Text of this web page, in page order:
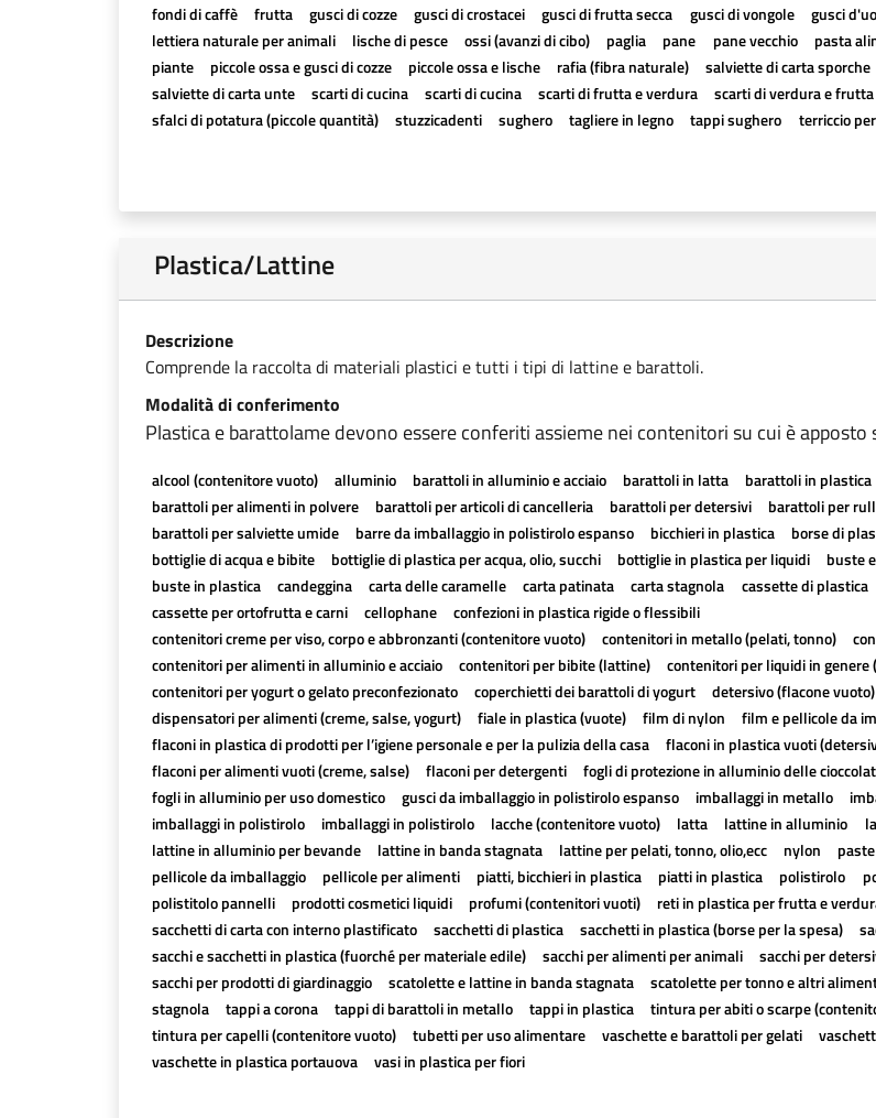
fondi di caffè
frutta gusci di cozze gusci di crostacei gusci di frutta secca gusci di vongole gusci
lettiera naturale per animali
lische di pesce ossi (avanzi di cibo) paglia pane pane vecchio pasta
piante
piccole ossa e gusci di cozze piccole ossa e lische rafia (fibra naturale) salviette di carta sporche
salviette di carta unte
scarti di cucina scarti di cucina scarti di frutta e verdura
scarti di verdura e frutta
sfalci di potatura (piccole quantità)
stuzzicadenti sughero tagliere in legno tappi sughero terriccio
Plastica/Lattine
Descrizione
Comprende la raccolta di materiali plastici e tutti i tipi di lattine e barattoli.
Modalità di conferimento
Plastica e barattolame devono essere conferiti assieme nei contenitori su cui è apposto
alcool (contenitore vuoto) alluminio barattoli in alluminio e acciaio barattoli in latta barattoli in plastica
barattoli per alimenti in polvere
barattoli per articoli di cancelleria barattoli per detersivi
barattoli per
barattoli per salviette umide
barre da imballaggio in polistirolo espanso bicchieri in plastica borse di
bottiglie di acqua e bibite
bottiglie di plastica per acqua, olio, succhi bottiglie in plastica per liquidi
buste
buste in plastica
candeggina carta delle caramelle carta patinata carta stagnola cassette di plastica
cassette per ortofrutta e carni
cellophane
confezioni in plastica rigide o flessibili
contenitori creme per viso, corpo e abbronzanti (contenitore vuoto)
contenitori in metallo (pelati, tonno)
contenitori per alimenti in alluminio e acciaio
contenitori per bibite (lattine)
contenitori per liquidi in genere
contenitori per yogurt o gelato preconfezionato
coperchietti dei barattoli di yogurt detersivo (flacone vuoto)
dispensatori per alimenti (creme, salse, yogurt)
fiale in plastica (vuote) film di nylon
film e pellicole da
flaconi in plastica di prodotti per l’igiene personale e per la pulizia della casa
flaconi in plastica vuoti
flaconi per alimenti vuoti (creme, salse)
flaconi per detergenti
fogli di protezione in alluminio delle
fogli in alluminio per uso domestico
gusci da imballaggio in polistirolo espanso imballaggi in metallo
imballaggi in polistirolo
imballaggi in polistirolo lacche (contenitore vuoto) latta lattine in alluminio
lattine in alluminio per bevande
lattine in banda stagnata lattine per pelati, tonno, olio,ecc nylon
pellicole da imballaggio
pellicole per alimenti piatti, bicchieri in plastica piatti in plastica polistirolo
polistitolo pannelli
prodotti cosmetici liquidi profumi (contenitori vuoti)
reti in plastica per frutta e
sacchetti di carta con interno plastificato
sacchetti di plastica sacchetti in plastica (borse per la spesa)
sacchi e sacchetti in plastica (fuorché per materiale edile)
sacchi per alimenti per animali
sacchi per
sacchi per prodotti di giardinaggio
scatolette e lattine in banda stagnata scatolette per tonno e altri
stagnola
tappi a corona tappi di barattoli in metallo tappi in plastica
tintura per abiti o scarpe
tintura per capelli (contenitore vuoto)
tubetti per uso alimentare vaschette e barattoli per gelati
vaschette in plastica portauova
vasi in plastica per fiori